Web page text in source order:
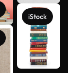
iStock